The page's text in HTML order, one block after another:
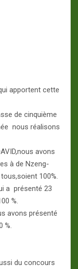
apportent cette
de cinquième
nous réalisons
avons
à de Nzeng-
100%.
a présenté 23
%.
avons présenté
%.
du concours